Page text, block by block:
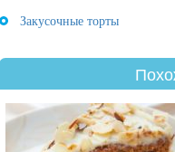
Закусочные торты